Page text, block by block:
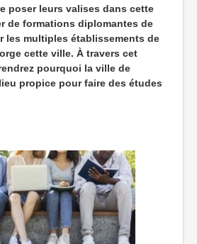
poser leurs valises dans cette
de formations diplomantes de
les multiples établissements de
cette ville. À travers cet
pourquoi la ville de
propice pour faire des études